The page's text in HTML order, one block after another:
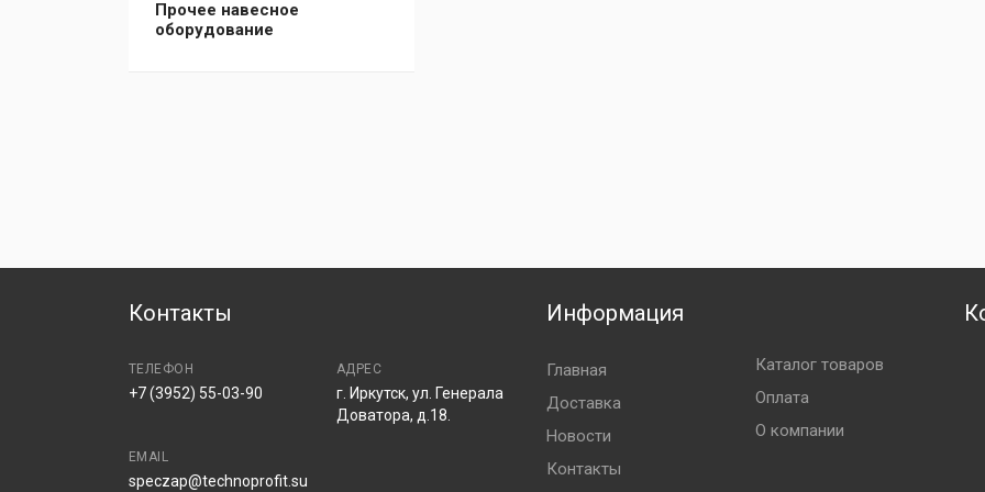
Прочее навесное
оборудование
Контакты
ТЕЛЕФОН
+7 (3952) 55-03-90
АДРЕС
г. Иркутск, ул. Генерала
Доватора, д.18.
EMAIL
speczap@technoprofit.su
Информация
Главная
Доставка
Новости
Контакты
Каталог товаров
Оплата
О компании